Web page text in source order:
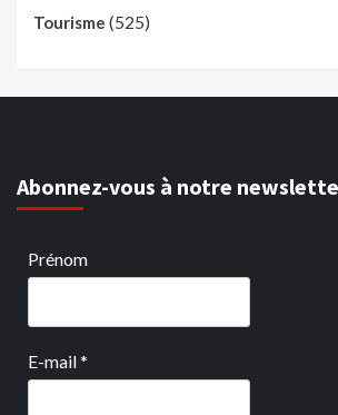
Tourisme (525)
Abonnez-vous à notre
Prénom
E-mail*